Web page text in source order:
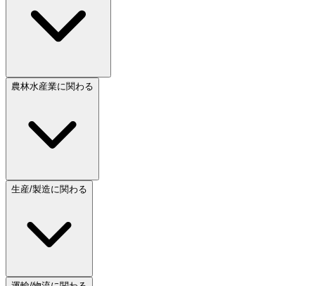
農林水産業に関わる
生産/製造に関わる